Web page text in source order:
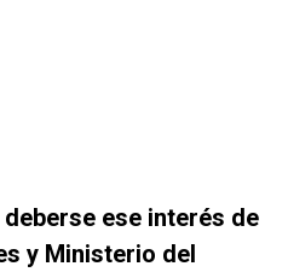
ese interés de
y Ministerio del